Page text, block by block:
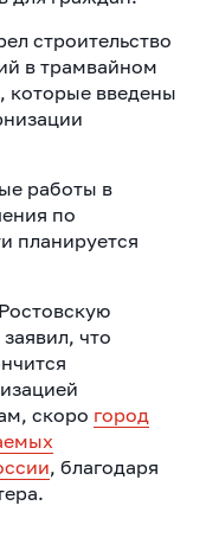
строительство
в трамвайном
которые введены
работы в
по
планируется
что
скоро город
, благодаря